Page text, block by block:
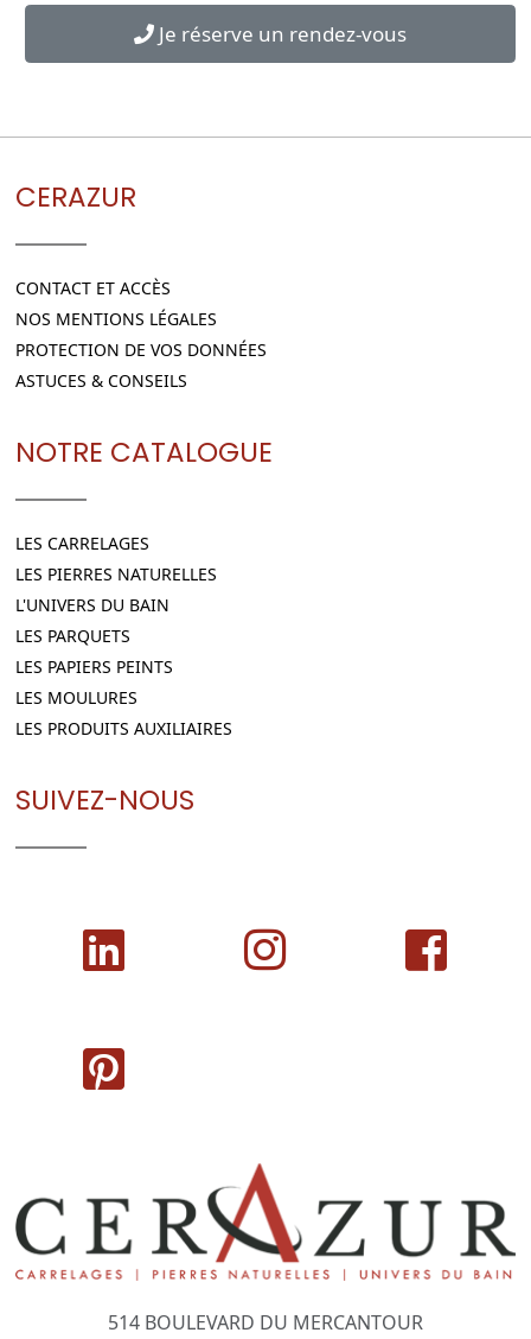
Je réserve un rendez-vous
CERAZUR
CONTACT ET ACCÈS
NOS MENTIONS LÉGALES
PROTECTION DE VOS DONNÉES
ASTUCES & CONSEILS
NOTRE CATALOGUE
LES CARRELAGES
LES PIERRES NATURELLES
L'UNIVERS DU BAIN
LES PARQUETS
LES PAPIERS PEINTS
LES MOULURES
LES PRODUITS AUXILIAIRES
SUIVEZ-NOUS
514 BOULEVARD DU MERCANTOUR